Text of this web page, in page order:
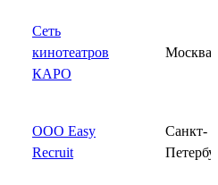
Сеть
кинотеатров
КАРО
Москва
ООО Easy
Recruit
Санкт-